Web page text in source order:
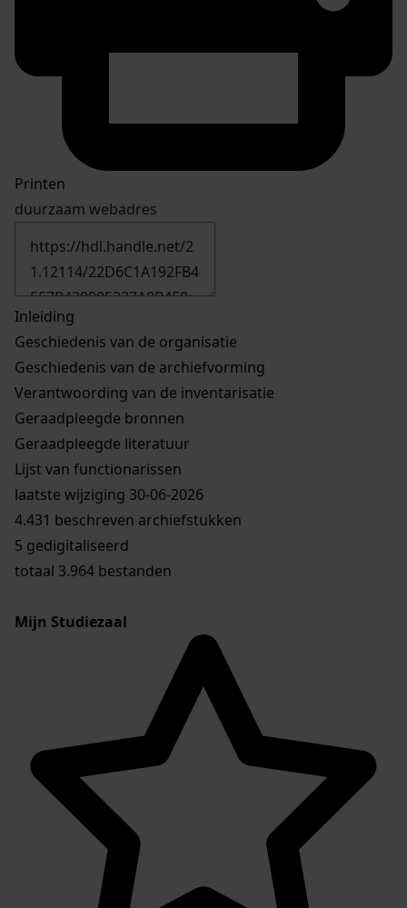
Printen
duurzaam webadres
Inleiding
Geschiedenis van de organisatie
Geschiedenis van de archiefvorming
Verantwoording van de inventarisatie
Geraadpleegde bronnen
Geraadpleegde literatuur
Lijst van functionarissen
laatste wijziging 30-06-2026
4.431 beschreven archiefstukken
5 gedigitaliseerd
totaal 3.964 bestanden
Mijn Studiezaal